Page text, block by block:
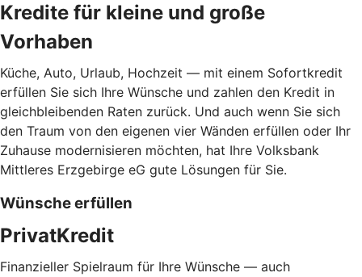
Kredite für kleine und große
Vorhaben
Küche, Auto, Urlaub, Hochzeit — mit einem Sofortkredit
erfüllen Sie sich Ihre Wünsche und zahlen den Kredit in
gleichbleibenden Raten zurück. Und auch wenn Sie sich
den Traum von den eigenen vier Wänden erfüllen oder Ihr
Zuhause modernisieren möchten, hat Ihre Volksbank
Mittleres Erzgebirge eG gute Lösungen für Sie.
Wünsche erfüllen
PrivatKredit
Finanzieller Spielraum für Ihre Wünsche — auch